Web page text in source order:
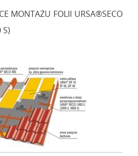
MONTAŻU FOLII URSA®SECO
S)